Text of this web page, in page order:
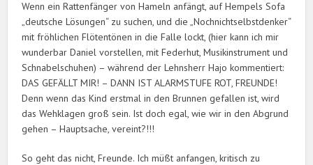
Wenn ein Rattenfänger von Hameln anfängt, auf Hempels Sofa
„deutsche Lösungen“ zu suchen, und die „Nochnichtselbstdenker“
mit fröhlichen Flötentönen in die Falle lockt, (hier kann ich mir
wunderbar Daniel vorstellen, mit Federhut, Musikinstrument und
Schnabelschuhen) – während der Lehnsherr Hajo kommentiert:
DAS GEFÄLLT MIR! – DANN IST ALARMSTUFE ROT, FREUNDE!
Denn wenn das Kind erstmal in den Brunnen gefallen ist, wird
das Wehklagen groß sein. Ist doch egal, wie wir in den Abgrund
gehen – Hauptsache, vereint?!!!
So geht das nicht, Freunde. Ich müßt anfangen, kritisch zu